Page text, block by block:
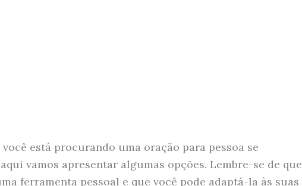
está procurando uma oração para pessoa se
vamos apresentar algumas opções. Lembre-se de que
ferramenta pessoal e que você pode adaptá-la às suas